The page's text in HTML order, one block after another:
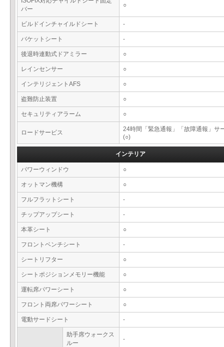
バー
○
ビルドインチャイルドシート -
バケットシート -
後退時連動式ドアミラー ○
レインセンサー ○
インテリジェントAFS ○
盗難防止装置 ○
セキュリティアラーム ○
ロードサービス
24時間「緊急通報」「故障通報」サ
(○)
インテリア
パワーウィンドウ ○
オットマン機構 ○
フルフラットシート -
チップアップシート -
本革シート ○
フロントベンチシート -
シートリフター ○
シートポジションメモリー機能 ○
運転席パワーシート ○
フロント両席パワーシート ○
電動サードシート -
助手席ウォークス
ルー
-